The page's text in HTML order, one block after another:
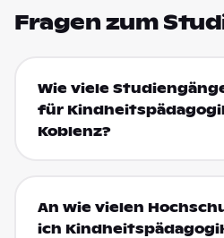
Fragen zum
Wie viele
für
Koblenz?
An wie vielen
ich